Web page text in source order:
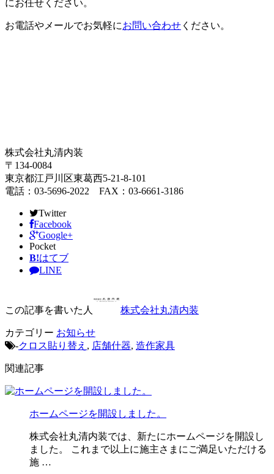
にお任せください。
お電話やメールでお気軽にお問い合わせ ください。
株式会社丸清内装
〒134-0084
東京都江戸川区東葛西5-21-8-101
電話：03-5696-2022 FAX：03-6661-3186
Twitter
Facebook
Google+
Pocket
B!はてブ
LINE
この記事を書いた人 株式会社丸清内装
カテゴリー お知らせ
-クロス貼り替え , 店舗什器, 造作家具
関連記事
ホームページを開設しました。
株式会社丸清内装では、新たにホームページを開設し
ました。 これまで以上に施主さまにご満足いただける
施 …